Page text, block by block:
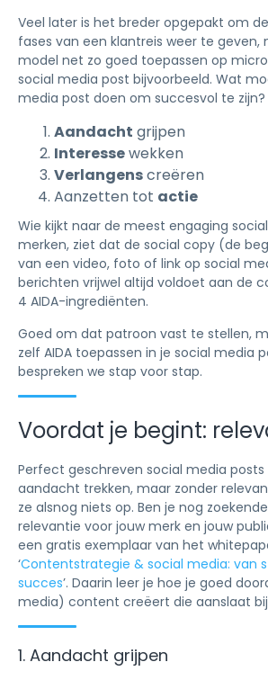
Veel later is het breder opgepakt om
fases van een klantreis weer te geven,
model net zo goed toepassen op
social media post bijvoorbeeld. Wat
media post doen om succesvol te zijn?
Aandacht grijpen
Interessewekken
Verlangenscreëren
Aanzetten tot actie
Wie kijkt naar de meest engaging
merken, ziet dat de social copy (de
van een video, foto of link op social
berichten vrijwel altijd voldoet aan de
4 AIDA-ingrediënten.
Goed om dat patroon vast te stellen,
zelf AIDA toepassen in je social media
bespreken we stap voor stap.
Voordat je begint:
Perfect geschreven social media posts
aandacht trekken, maar zonder
ze alsnog niets op. Ben je nog
relevantie voor jouw merk en jouw
een gratis exemplaar van het
‘Contentstrategie & social media: van
succes’. Daarin leer je hoe je goed
media) content creëert die aanslaat
1. Aandacht grijpen